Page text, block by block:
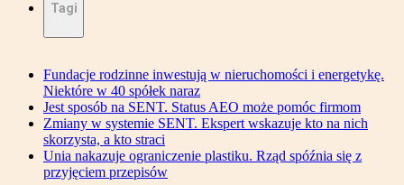
Tagi
Fundacje rodzinne inwestują w nieruchomości i energetykę.
Niektóre w 40 spółek naraz
Jest sposób na SENT. Status AEO może pomóc firmom
Zmiany w systemie SENT. Ekspert wskazuje kto na nich
skorzysta, a kto straci
Unia nakazuje ograniczenie plastiku. Rząd spóźnia się z
przyjęciem przepisów